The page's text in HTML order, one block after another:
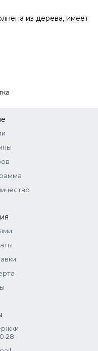
из дерева, имеет